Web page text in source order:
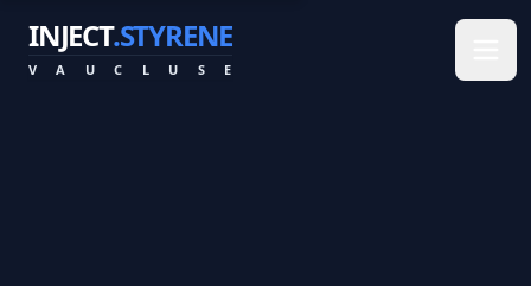
INJECT.STYRENE
V A U C L U S E